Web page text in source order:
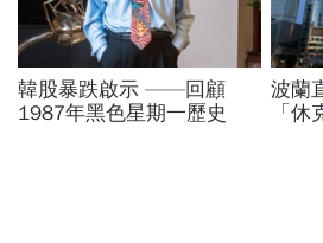
韓股暴跌啟示 ——回顧
1987年黑色星期一歷史
波蘭
「
經